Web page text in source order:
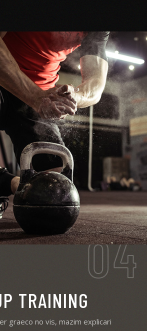
TRAINING
graeco no vis, mazim explicari